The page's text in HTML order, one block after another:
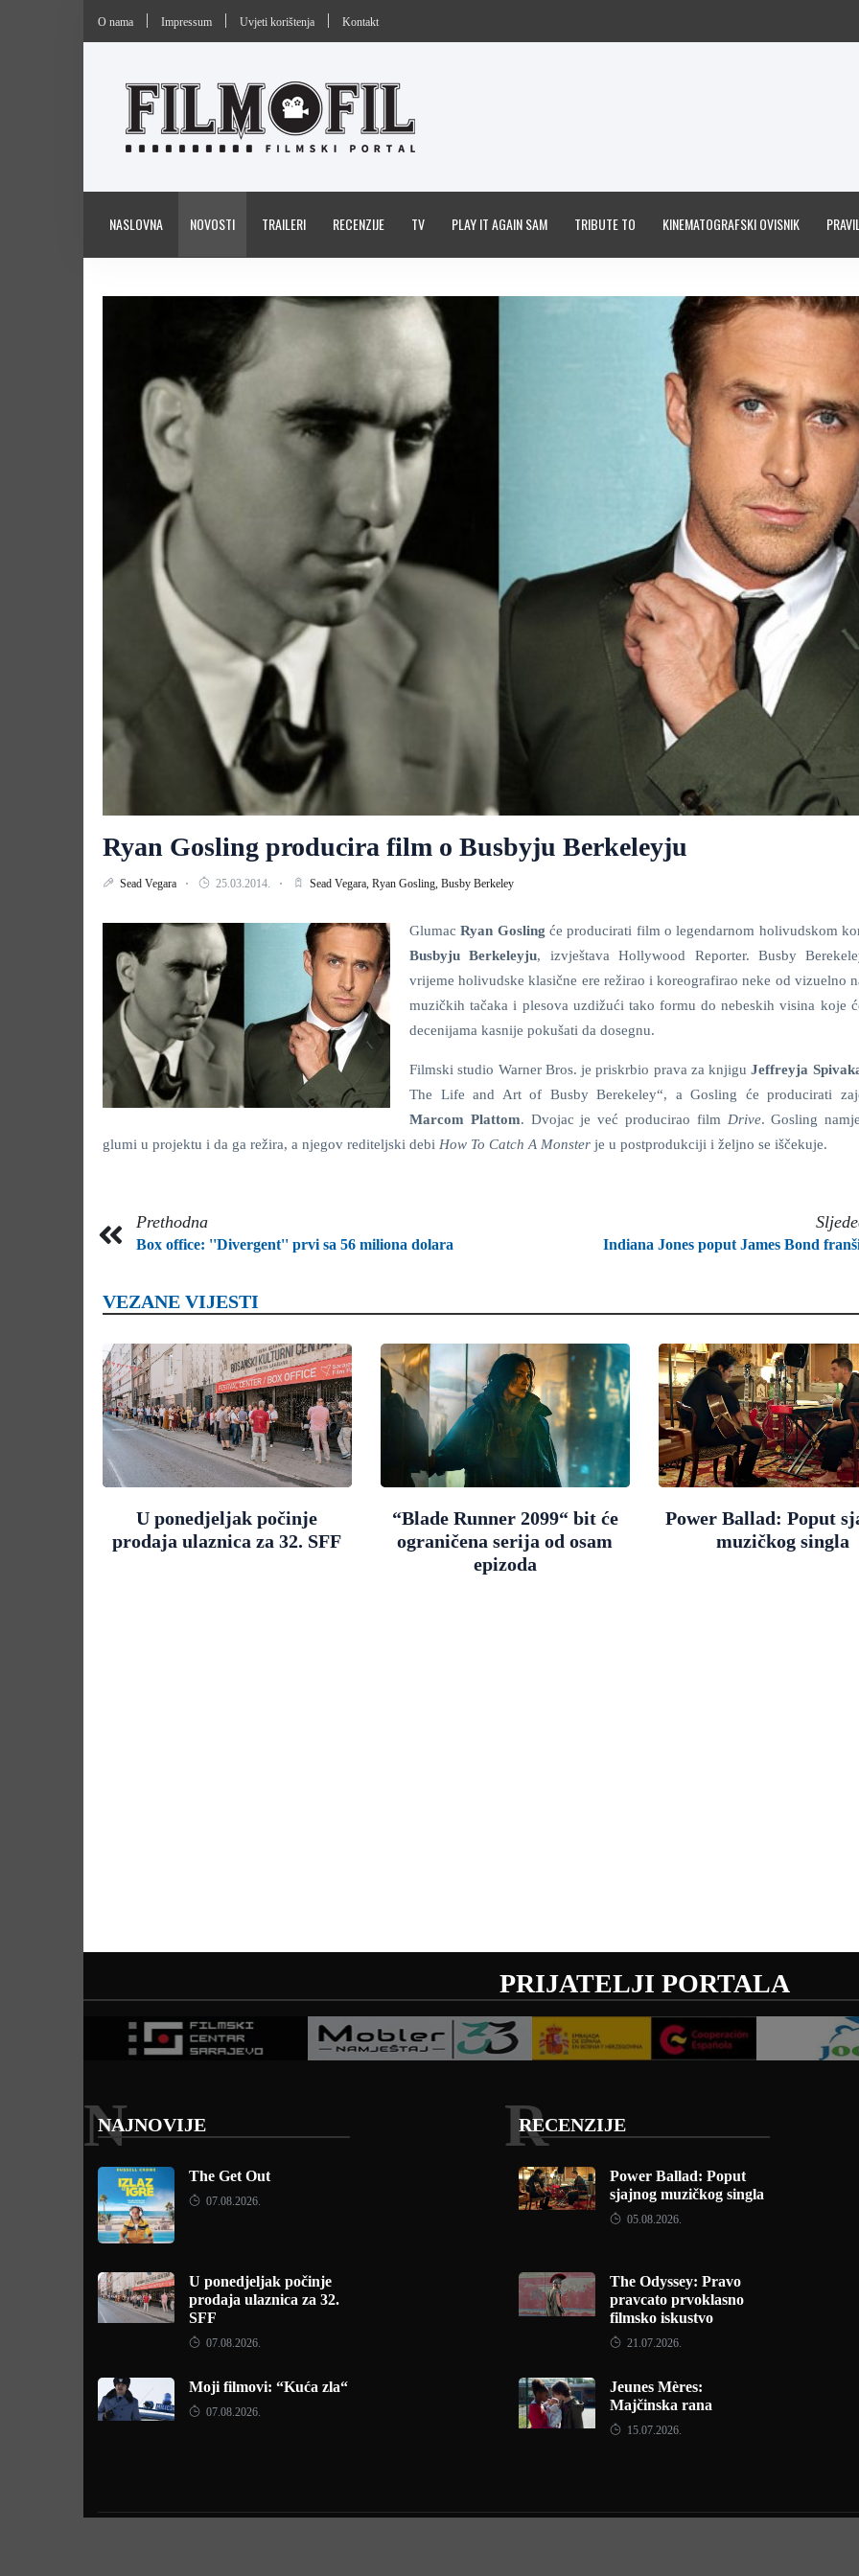
O nama Impressum Uvjeti korištenja Kontakt
NASLOVNA NOVOSTI TRAILERI RECENZIJE TV PLAY IT AGAIN SAM TRIBUTE TO KINEMATOGRAFSKI OVISNIK
Ryan Gosling producira film o Busbyju Berkeleyju
Sead Vegara 25.03.2014. Sead Vegara, Ryan Gosling, Busby Berkeley
GlumacRyan Gosling će producirati film o legendarnom holivudskom
Busbyju Berkeleyju, izvještava Hollywood Reporter. Busby
vrijeme holivudske klasične ere režirao i koreografirao neke od vizuelno
muzičkih tačaka i plesova uzdižući tako formu do nebeskih visina koje
decenijama kasnije pokušati da dosegnu.
Filmski studio Warner Bros. je priskrbio prava za knjiguJeffreyja
The Life and Art of Busby Berekeley“, a Gosling će producirati
Marcom Plattom. Dvojac je već producirao film Drive. Gosling
glumi u projektu i da ga režira, a njegov rediteljski debi How To Catch A Monster je u postprodukciji i željno se iščekuje.
Prethodna
Box office: ''Divergent'' prvi sa 56 miliona dolara Indiana Jones poput James Bond
VEZANE VIJESTI
U ponedjeljak počinje
prodaja ulaznica za 32. SFF
“Blade Runner 2099“ bit će
ograničena serija od osam
epizoda
Power Ballad: Poput
muzičkog singla
PRIJATELJI PORTALA
NAJNOVIJE
N
The Get Out
07.08.2026.
U ponedjeljak počinje
prodaja ulaznica za 32.
SFF
07.08.2026.
Moji filmovi: “Kuća zla“
07.08.2026.
RECENZIJE
R
Power Ballad: Poput
sjajnog muzičkog singla
05.08.2026.
The Odyssey: Pravo
pravcato prvoklasno
filmsko iskustvo
21.07.2026.
Jeunes Mères:
Majčinska rana
15.07.2026.